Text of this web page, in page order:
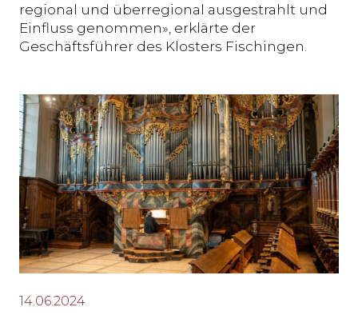
regional und überregional ausgestrahlt und
Einfluss genommen», erklärte der
Geschäftsführer des Klosters Fischingen.
14.06.2024